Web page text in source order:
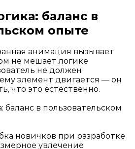
баланс в
опыте
анимация вызывает
не мешает логике
не должен
элемент двигается — он
что это естественно.
новичков при разработке
увлечение